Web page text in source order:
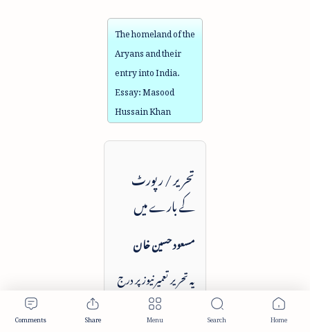
The homeland of the
Aryans and their
entry into India.
Essay: Masood
Hussain Khan
تحریر / رپورٹ
کے بارے میں
مسعود حسین خان
یہ تحریر تعمیرنیوز پر درج
بالا نام یا ذریعہ کے